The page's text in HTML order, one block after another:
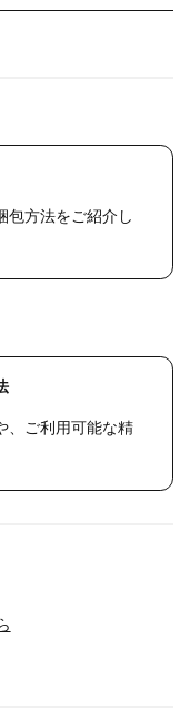
包方法をご紹介し
、ご利用可能な精